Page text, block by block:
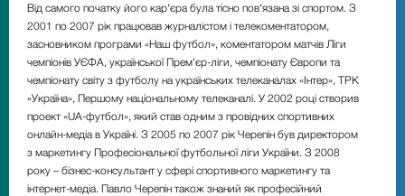
Від самого початку його кар'єра була тісно пов'язана зі спортом. З
2001 по 2007 рік працював журналістом і телекоментатором,
засновником програми «Наш футбол», коментатором матчів Ліги
чемпіонів УЄФА, української Прем'єр-ліги, чемпіонату Європи та
чемпіонату світу з футболу на українських телеканалах «Інтер», ТРК
«Україна», Першому національному телеканалі. У 2002 році створив
проект«UA-футбол», який став одним з провідних спортивних
онлайн-медіа в Україні. З 2005 по 2007 рік Черепін був директором
з маркетингу Професіональної футбольної ліги України. З 2008
року – бізнес-консультант у сфері спортивного маркетингу та
інтернет-медіа. Павло Черепін також знаний як професійний